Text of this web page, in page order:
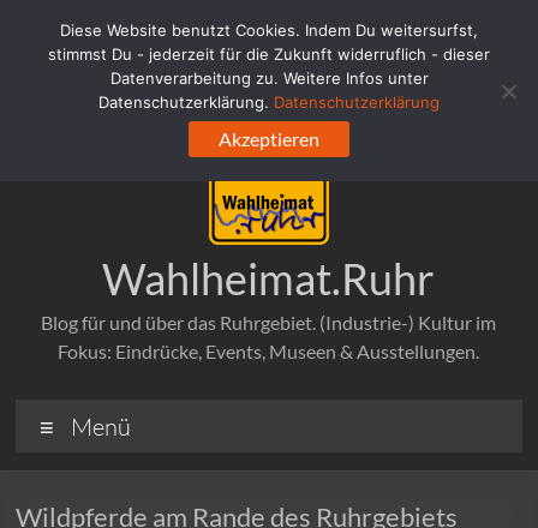
springen
Wahlheimat.Ruhr
Blog für und über das Ruhrgebiet. (Industrie-) Kultur im
Fokus: Eindrücke, Events, Museen & Ausstellungen.
Menü
Wildpferde am Rande des Ruhrgebiets
Diese Website benutzt Cookies. Indem Du weitersurfst,
stimmst Du - jederzeit für die Zukunft widerruflich - dieser
Datenverarbeitung zu. Weitere Infos unter
Datenschutzerklärung. Datenschutzerklärung
Akzeptieren